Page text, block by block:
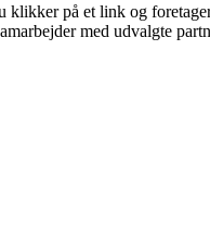
på et link og
med udvalgte